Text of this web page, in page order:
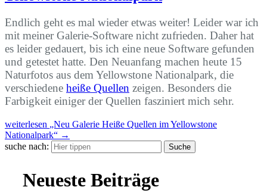
Endlich geht es mal wieder etwas weiter! Leider war ich
mit meiner Galerie-Software nicht zufrieden. Daher hat
es leider gedauert, bis ich eine neue Software gefunden
und getestet hatte. Den Neuanfang machen heute 15
Naturfotos aus dem Yellowstone Nationalpark, die
verschiedene heiße Quellen zeigen. Besonders die
Farbigkeit einiger der Quellen fasziniert mich sehr.
weiterlesen „Neu Galerie Heiße Quellen im Yellowstone
Nationalpark“ →
suche nach:
Suche
Neueste Beiträge